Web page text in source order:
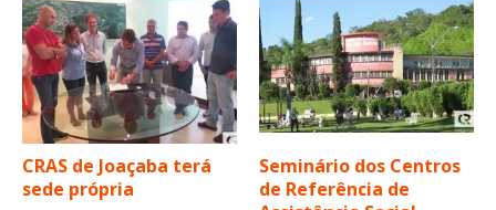
CRAS de Joaçaba terá
sede própria
Seminário dos Centros
de Referência de